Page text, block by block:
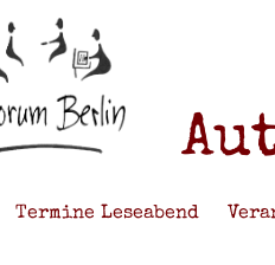
Termine Leseabend